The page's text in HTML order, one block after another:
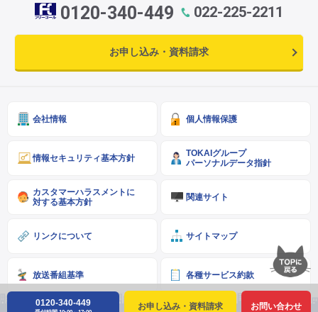
0120-340-449 022-225-2211
お申し込み・資料請求
会社情報 個人情報保護
情報セキュリティ基本方針
TOKAIグループ
パーソナルデータ指針
カスタマーハラスメントに
対する基本方針
関連サイト
リンクについて サイトマップ
放送番組基準 各種サービス約款
0120-340-449 お申し込み・資料請求 お問い合わせ